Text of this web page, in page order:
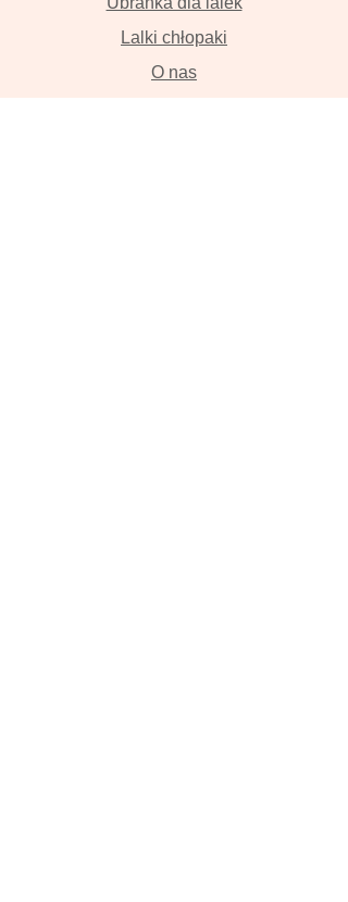
Lalki chłopaki
O nas